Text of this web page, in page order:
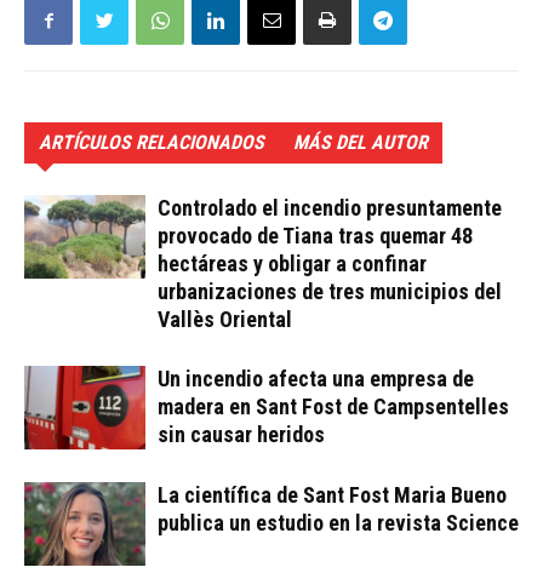
ARTÍCULOS RELACIONADOS MÁS DEL AUTOR
Controlado el incendio presuntamente
provocado de Tiana tras quemar 48
hectáreas y obligar a confinar
urbanizaciones de tres municipios del
Vallès Oriental
Un incendio afecta una empresa de
madera en Sant Fost de Campsentelles
sin causar heridos
La científica de Sant Fost Maria Bueno
publica un estudio en la revista Science